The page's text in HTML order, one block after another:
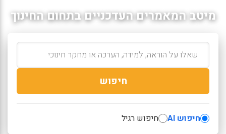
מיטב המאמרים העדכניים בתחום החינוך
חיפוש
חיפוש AI חיפוש רגיל